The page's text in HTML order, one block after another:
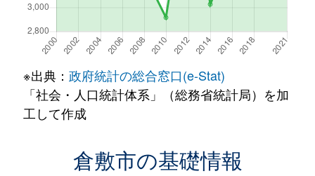
※出典： 政府統計の総合窓口(e-Stat)
「社会・人口統計体系」（総務省統計局）を加
工して作成
倉敷市の基礎情報